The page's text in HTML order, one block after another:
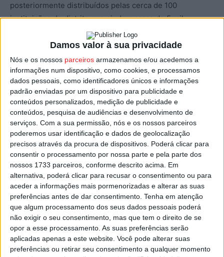
Damos valor à sua privacidade
Nós e os nossos parceiros armazenamos e/ou acedemos a
informações num dispositivo, como cookies, e processamos
dados pessoais, como identificadores únicos e informações
padrão enviadas por um dispositivo para publicidade e
conteúdos personalizados, medição de publicidade e
conteúdos, pesquisa de audiências e desenvolvimento de
serviços. Com a sua permissão, nós e os nossos parceiros
poderemos usar identificação e dados de geolocalização
precisos através da procura de dispositivos. Poderá clicar para
consentir o processamento por nossa parte e pela parte dos
nossos 1733 parceiros, conforme descrito acima. Em
alternativa, poderá clicar para recusar o consentimento ou para
aceder a informações mais pormenorizadas e alterar as suas
preferências antes de dar consentimento. Tenha em atenção
que algum processamento dos seus dados pessoais poderá
não exigir o seu consentimento, mas que tem o direito de se
opor a esse processamento. As suas preferências serão
aplicadas apenas a este website. Você pode alterar suas
preferências ou retirar seu consentimento a qualquer momento
posteriormente distribuídos pelas cerca de 100
instituições do distrito que ajudam cerca de 5 mil
Os responsáveis pelo Banco Alimentar de Viseu
consideram de extrema importância a recolha solidária
deste fim-de-semana, numa altura em que se aproxima o
Natal e os armazéns da instituição estão praticamente
vazios.
Dezenas de supermercados do distrito de Viseu acolhem
a iniciativa, a pensar nas famílias mais carenciadas e que
são seguidas pelas instituições de apoio social.
Esta e outras notícias para ouvir na Estação Diária – 96.8
FM ou emwww.968.fm
Pub